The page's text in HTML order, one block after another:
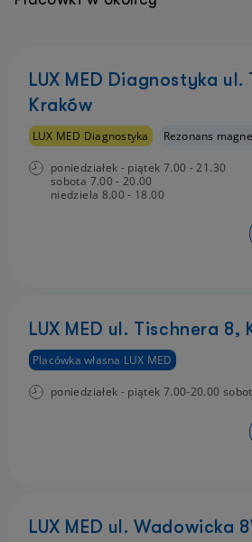
LUX MED Diagnostyka
Kraków
LUX MED Diagnostyka Rezonans
poniedziałek - piątek 7.00 - 21.30
sobota 7.00 - 20.00
niedziela 8.00 - 18.00
LUX MED ul. Tischnera 8,
Placówka własna LUX MED
poniedziałek - piątek 7.00-20.00
LUX MED ul. Wadowicka